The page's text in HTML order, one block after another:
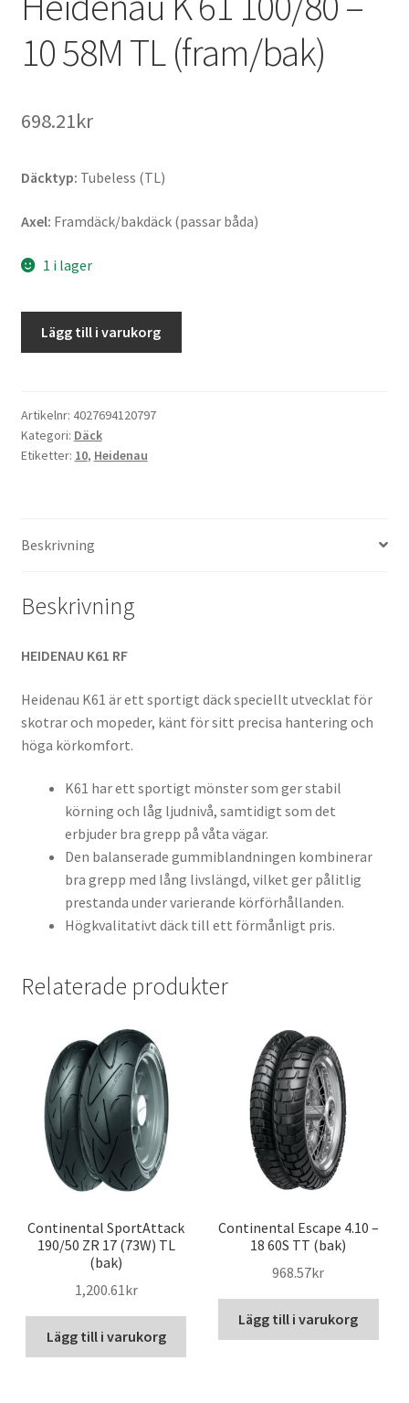
10 58M TL (fram/bak)
698.21kr
Däcktyp: Tubeless (TL)
Axel: Framdäck/bakdäck (passar båda)
1 i lager
-
10
58M
Lägg till i varukorg
Artikelnr: 4027694120797
Kategori: Däck
Etiketter: 10, Heidenau
Beskrivning
Beskrivning
HEIDENAU K61 RF
Heidenau K61 är ett sportigt däck speciellt utvecklat för
skotrar och mopeder, känt för sitt precisa hantering och
höga körkomfort.
K61 har ett sportigt mönster som ger stabil
körning och låg ljudnivå, samtidigt som det
erbjuder bra grepp på våta vägar.
Den balanserade gummiblandningen kombinerar
bra grepp med lång livslängd, vilket ger pålitlig
prestanda under varierande körförhållanden.
Högkvalitativt däck till ett förmånligt pris.
Relaterade produkter
Continental SportAttack
190/50 ZR 17 (73W) TL
(bak)
1,200.61kr
Lägg till i varukorg
Continental Escape 4.10 –
18 60S TT (bak)
968.57kr
Lägg till i varukorg